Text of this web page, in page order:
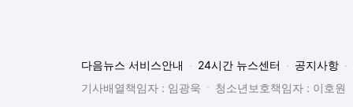
다음뉴스 서비스안내 24시간 뉴스센터 공지사항
기사배열책임자 : 임광욱
청소년보호책임자 : 이호원